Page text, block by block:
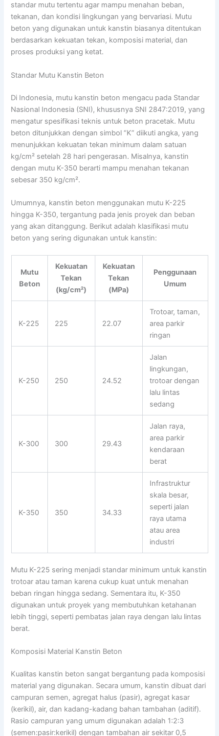
standar mutu tertentu agar mampu menahan beban,
tekanan, dan kondisi lingkungan yang bervariasi. Mutu
beton yang digunakan untuk kanstin biasanya ditentukan
berdasarkan kekuatan tekan, komposisi material, dan
proses produksi yang ketat.
Standar Mutu Kanstin Beton
Di Indonesia, mutu kanstin beton mengacu pada Standar
Nasional Indonesia (SNI), khususnya SNI 2847:2019, yang
mengatur spesifikasi teknis untuk beton pracetak. Mutu
beton ditunjukkan dengan simbol “K” diikuti angka, yang
menunjukkan kekuatan tekan minimum dalam satuan
kg/cm² setelah 28 hari pengerasan. Misalnya, kanstin
dengan mutu K-350 berarti mampu menahan tekanan
sebesar 350 kg/cm².
Umumnya, kanstin beton menggunakan mutu K-225
hingga K-350, tergantung pada jenis proyek dan beban
yang akan ditanggung. Berikut adalah klasifikasi mutu
beton yang sering digunakan untuk kanstin:
Mutu
Beton
Kekuatan
Tekan
(kg/cm²)
Kekuatan
Tekan
(MPa)
Penggunaan
Umum
K-225 225 22.07
Trotoar, taman,
area parkir
ringan
K-250 250 24.52
Jalan
lingkungan,
trotoar dengan
lalu lintas
sedang
K-300 300 29.43
Jalan raya,
area parkir
kendaraan
berat
K-350 350 34.33
Infrastruktur
skala besar,
seperti jalan
raya utama
atau area
industri
Mutu K-225 sering menjadi standar minimum untuk kanstin
trotoar atau taman karena cukup kuat untuk menahan
beban ringan hingga sedang. Sementara itu, K-350
digunakan untuk proyek yang membutuhkan ketahanan
lebih tinggi, seperti pembatas jalan raya dengan lalu lintas
berat.
Komposisi Material Kanstin Beton
Kualitas kanstin beton sangat bergantung pada komposisi
material yang digunakan. Secara umum, kanstin dibuat dari
campuran semen, agregat halus (pasir), agregat kasar
(kerikil), air, dan kadang-kadang bahan tambahan (aditif).
Rasio campuran yang umum digunakan adalah 1:2:3
(semen:pasir:kerikil) dengan tambahan air sekitar 0,5